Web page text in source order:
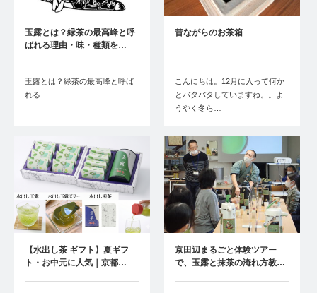
玉露とは？緑茶の最高峰と呼
ばれる理由・味・種類を…
玉露とは？緑茶の最高峰と呼ば
れる…
昔ながらのお茶箱
こんにちは。12月に入って何か
とバタバタしていますね。。よ
うやく冬ら…
【水出し茶 ギフト】夏ギフ
ト・お中元に人気｜京都…
京田辺まるごと体験ツアー
で、玉露と抹茶の淹れ方教…